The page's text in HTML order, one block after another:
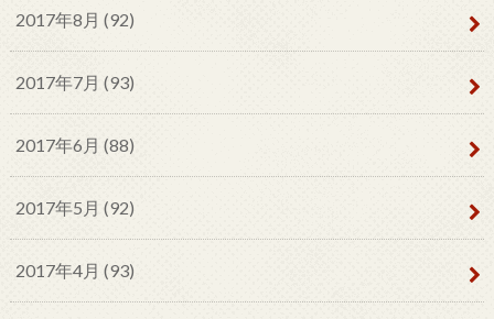
2017年8月 (92)
2017年7月 (93)
2017年6月 (88)
2017年5月 (92)
2017年4月 (93)